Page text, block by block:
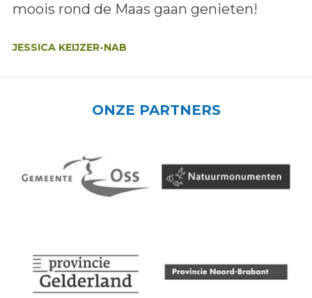
moois rond de Maas gaan genieten!
JESSICA KEIJZER-NAB
ONZE PARTNERS